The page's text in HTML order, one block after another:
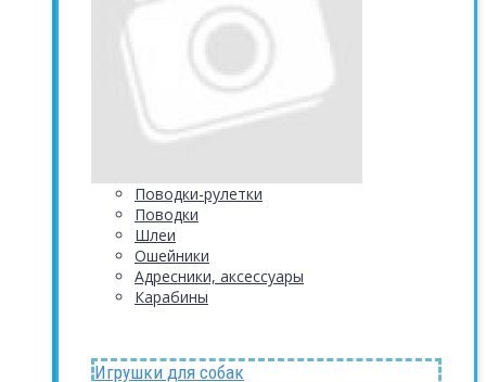
Поводки-рулетки
Поводки
Шлеи
Ошейники
Адресники, аксессуары
Карабины
Игрушки для собак